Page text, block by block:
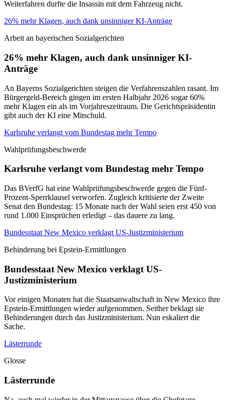
Weiterfahren durfte die Insassin mit dem Fahrzeug nicht.
26% mehr Klagen, auch dank unsinniger KI-Anträge
Arbeit an bayerischen Sozialgerichten
26% mehr Klagen, auch dank unsinniger KI-
Anträge
An Bayerns Sozialgerichten steigen die Verfahrenszahlen rasant. Im
Bürgergeld-Bereich gingen im ersten Halbjahr 2026 sogar 60%
mehr Klagen ein als im Vorjahreszeitraum. Die Gerichtspräsidentin
gibt auch der KI eine Mitschuld.
Karlsruhe verlangt vom Bundestag mehr Tempo
Wahlprüfungsbeschwerde
Karlsruhe verlangt vom Bundestag mehr Tempo
Das BVerfG hat eine Wahlprüfungsbeschwerde gegen die Fünf-
Prozent-Sperrklausel verworfen. Zugleich kritisierte der Zweite
Senat den Bundestag: 15 Monate nach der Wahl seien erst 450 von
rund 1.000 Einsprüchen erledigt – das dauere zu lang.
Bundesstaat New Mexico verklagt US-Justizministerium
Behinderung bei Epstein-Ermittlungen
Bundesstaat New Mexico verklagt US-
Justizministerium
Vor einigen Monaten hat die Staatsanwaltschaft in New Mexico ihre
Epstein-Ermittlungen wieder aufgenommen. Seither beklagt sie
Behinderungen durch das Justizministerium. Nun eskaliert die
Sache.
Lästerrunde
Glosse
Lästerrunde